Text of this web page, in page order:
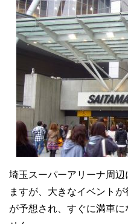
埼玉スーパーアリーナ周
ますが、大きなイベント
が予想され、すぐに満車